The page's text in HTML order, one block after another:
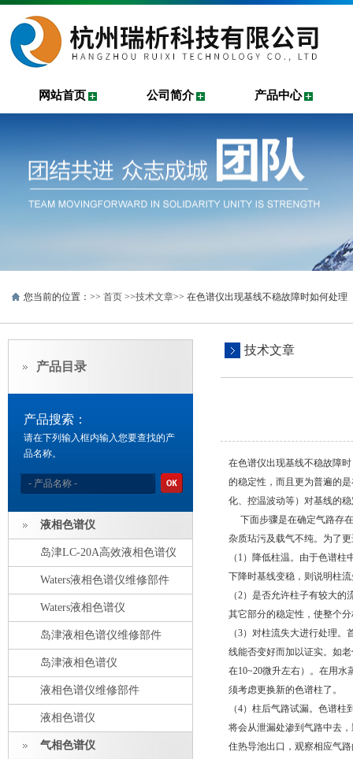
网站首页 公司简介 产品中心
您当前的位置：>> 首页 >>技术文章>> 在色谱仪出现基线不稳故障时如何处理
产品目录
产品搜索：
请在下列输入框内输入您要查找的产
品名称。
液相色谱仪
岛津LC-20A高效液相色谱仪
Waters液相色谱仪维修部件
Waters液相色谱仪
岛津液相色谱仪维修部件
岛津液相色谱仪
液相色谱仪维修部件
液相色谱仪
气相色谱仪
技术文章
在色谱仪出现基线不稳故障
的稳定性，而且更为普遍的
化、控温波动等）对基线的
下面步骤是在确定气路存
杂质玷污及载气不纯。为了
（1）降低柱温。由于色谱
下降时基线变稳，则说明柱
（2）是否允许柱子有较大
其它部分的稳定性，使整个
（3）对柱流失大进行处理
线能否变好而加以证实。如
在10~20微升左右）。在用
须考虑更换新的色谱柱了。
（4）柱后气路试漏。色谱
将会从泄漏处渗到气路中去
住热导池出口，观察相应气